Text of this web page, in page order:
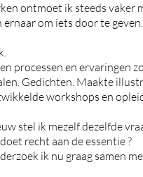
ontmoet ik steeds vaker
ernaar om iets door te
processen en ervaringen
Gedichten. Maakte
workshops en
stel ik mezelf dezelfde
recht aan de essentie ?
ik nu graag samen